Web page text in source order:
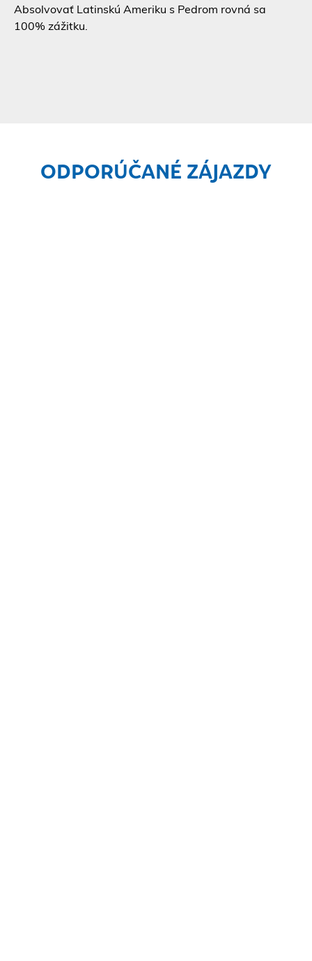
Absolvovať Latinskú Ameriku s Pedrom rovná sa
100% zážitku.
ODPORÚČANÉ ZÁJAZDY